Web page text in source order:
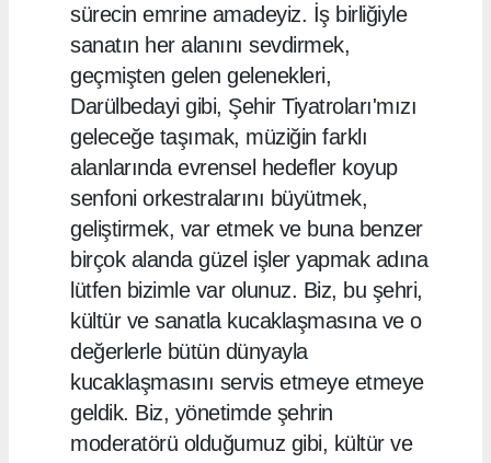
sürecin emrine amadeyiz. İş birliğiyle
sanatın her alanını sevdirmek,
geçmişten gelen gelenekleri,
Darülbedayi gibi, Şehir Tiyatroları'mızı
geleceğe taşımak, müziğin farklı
alanlarında evrensel hedefler koyup
senfoni orkestralarını büyütmek,
geliştirmek, var etmek ve buna benzer
birçok alanda güzel işler yapmak adına
lütfen bizimle var olunuz. Biz, bu şehri,
kültür ve sanatla kucaklaşmasına ve o
değerlerle bütün dünyayla
kucaklaşmasını servis etmeye etmeye
geldik. Biz, yönetimde şehrin
moderatörü olduğumuz gibi, kültür ve